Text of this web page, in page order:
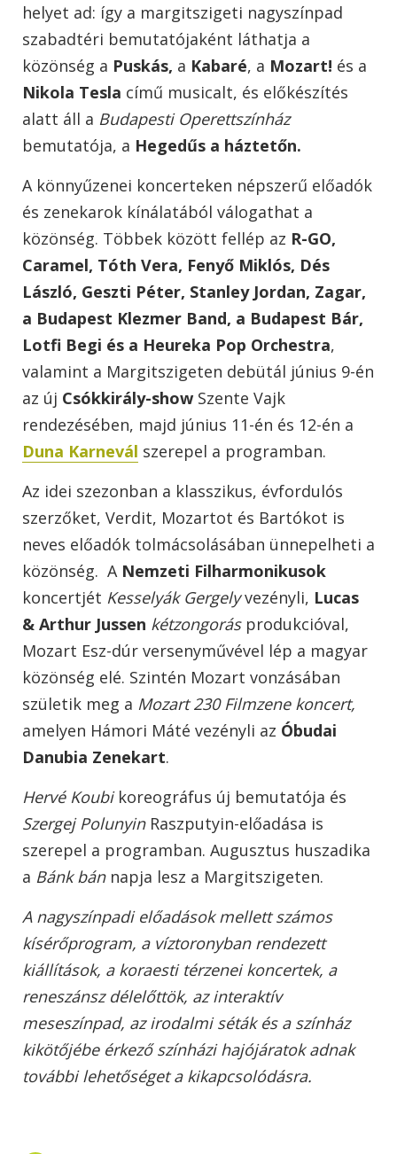
helyet ad: így a margitszigeti nagyszínpad
szabadtéri bemutatójaként láthatja a
közönség a Puskás, a Kabaré, a Mozart! és a
Nikola Tesla című musicalt, és előkészítés
alatt áll a Budapesti Operettszínház
bemutatója, a Hegedűs a háztetőn.
A könnyűzenei koncerteken népszerű előadók
és zenekarok kínálatából válogathat a
közönség. Többek között fellép az R-GO,
Caramel, Tóth Vera, Fenyő Miklós, Dés
László, Geszti Péter, Stanley Jordan, Zagar,
a Budapest Klezmer Band, a Budapest Bár,
Lotfi Begi és a Heureka Pop Orchestra,
valamint a Margitszigeten debütál június 9-én
az új Csókkirály-show Szente Vajk
rendezésében, majd június 11-én és 12-én a
Duna Karnevál szerepel a programban.
Az idei szezonban a klasszikus, évfordulós
szerzőket, Verdit, Mozartot és Bartókot is
neves előadók tolmácsolásában ünnepelheti a
közönség. A Nemzeti Filharmonikusok
koncertjét Kesselyák Gergelyvezényli, Lucas
& Arthur Jussen kétzongorásprodukcióval,
Mozart Esz-dúr versenyművével lép a magyar
közönség elé. Szintén Mozart vonzásában
születik meg a Mozart 230 Filmzene koncert,
amelyen Hámori Máté vezényli az Óbudai
Danubia Zenekart.
Hervé Koubikoreográfus új bemutatója és
Szergej PolunyinRaszputyin-előadása is
szerepel a programban. Augusztus huszadika
a Bánk bánnapja lesz a Margitszigeten.
A nagyszínpadi előadások mellett számos
kísérőprogram, a víztoronyban rendezett
kiállítások, a koraesti térzenei koncertek, a
reneszánsz délelőttök, az interaktív
meseszínpad, az irodalmi séták és a színház
kikötőjébe érkező színházi hajójáratok adnak
további lehetőséget a kikapcsolódásra.